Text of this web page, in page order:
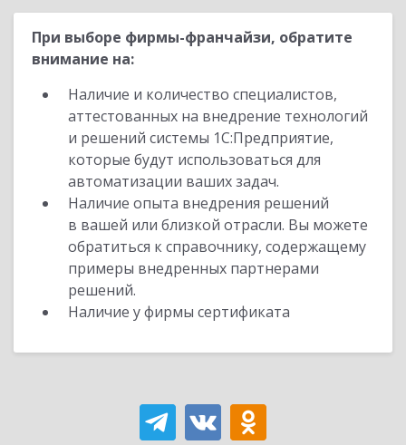
При выборе фирмы-франчайзи, обратите
внимание на:
Наличие и количество специалистов,
аттестованных на внедрение технологий
и решений системы 1С:Предприятие,
которые будут использоваться для
автоматизации ваших задач.
Наличие опыта внедрения решений
в вашей или близкой отрасли. Вы можете
обратиться к справочнику, содержащему
примеры внедренных партнерами
решений.
Наличие у фирмы сертификата